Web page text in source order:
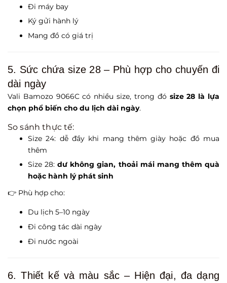
Đi máy bay
Ký gửi hành lý
Mang đồ có giá trị
5. Sức chứa size 28 – Phù hợp cho chuyến đi
dài ngày
Vali Bamozo 9066C có nhiều size, trong đó size 28 là lựa
chọn phổ biến cho du lịch dài ngày.
So sánh thực tế:
Size 24: dễ đầy khi mang thêm giày hoặc đồ mua
thêm
Size 28:dư không gian, thoải mái mang thêm quà
hoặc hành lý phát sinh
👉 Phù hợp cho:
Du lịch 5–10 ngày
Đi công tác dài ngày
Đi nước ngoài
6. Thiết kế và màu sắc – Hiện đại, đa dạng